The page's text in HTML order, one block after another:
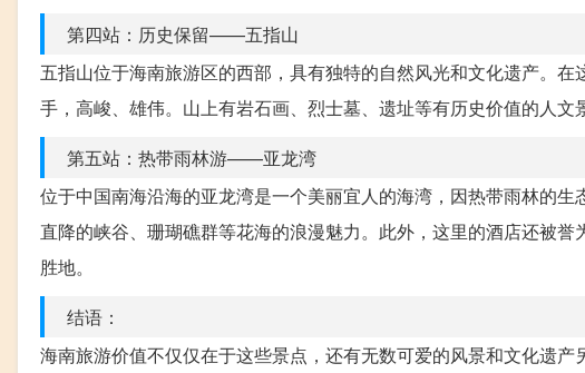
第四站：历史保留——五指山
五指山位于海南旅游区的西部，具有独特的自然风光和文化遗产。
手，高峻、雄伟。山上有岩石画、烈士墓、遗址等有历史价值的人文
第五站：热带雨林游——亚龙湾
位于中国南海沿海的亚龙湾是一个美丽宜人的海湾，因热带雨林的
直降的峡谷、珊瑚礁群等花海的浪漫魅力。此外，这里的酒店还被
胜地。
结语：
海南旅游价值不仅仅在于这些景点，还有无数可爱的风景和文化遗